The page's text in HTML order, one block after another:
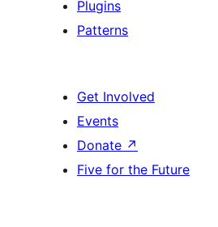
Plugins
Patterns
Get Involved
Events
Donate ↗
Five for the Future